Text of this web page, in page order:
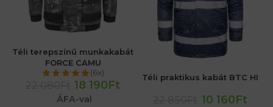
Téli terepszínű munkakabát
FORCE CAMU
(6x)
18 190Ft
ÁFA-val
Téli praktikus kabát BTC HI
10 160Ft